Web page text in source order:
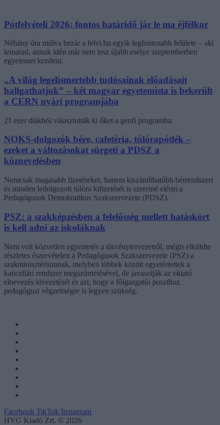
Pótfelvételi 2026: fontos határidő jár le ma éjfélkor
Néhány óra múlva bezár a felvi.hu egyik legfontosabb felülete – aki
lemarad, annak idén már nem lesz újabb esélye szeptemberben
egyetemet kezdeni.
„A világ legelismertebb tudósainak előadásait
hallgathatjuk” – két magyar egyetemista is bekerült
a CERN nyári programjába
21 ezer diákból választották ki őket a genfi programba.
NOKS-dolgozók bére, cafetéria, túlórapótlék –
ezeket a változásokat sürgeti a PDSZ a
köznevelésben
Nemcsak magasabb fizetéseket, hanem kiszámíthatóbb bérrendszert
és minden ledolgozott túlóra kifizetését is szeretné elérni a
Pedagógusok Demokratikus Szakszervezete (PDSZ).
PSZ: a szakképzésben a felelősség mellett hatáskört
is kell adni az iskoláknak
Nem volt közvetlen egyeztetés a törvénytervezetről, mégis elküldte
részletes észrevételeit a Pedagógusok Szakszervezete (PSZ) a
szakminisztériumnak, melyben többek között egyetértettek a
kancellári rendszer megszüntetésével, de javasolják az oktató
elnevezés kivezetését és azt, hogy a főigazgatói poszthoz
pedagógusi végzettségre is legyen szükség.
Facebook TikTok Instagram
HVG Kiadó Zrt. © 2026